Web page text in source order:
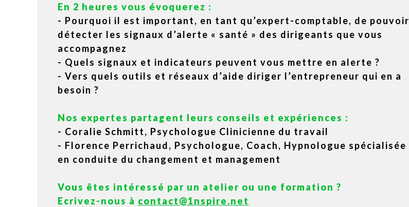
En 2 heures vous évoquerez :
- Pourquoi il est important, en tant qu’expert-comptable, de pouvoir
détecter les signaux d’alerte « santé » des dirigeants que vous
accompagnez
- Quels signaux et indicateurs peuvent vous mettre en alerte ?
- Vers quels outils et réseaux d’aide diriger l’entrepreneur qui en a
besoin ?
Nos expertes partagent leurs conseils et expériences :
- Coralie Schmitt, Psychologue Clinicienne du travail
- Florence Perrichaud, Psychologue, Coach, Hypnologue spécialisée
en conduite du changement et management
Vous êtes intéressé par un atelier ou une formation ?
Ecrivez-nous à contact@1nspire.net